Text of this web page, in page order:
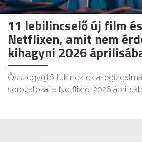
11 lebilincselő új film
Netflixen, amit nem
kihagyni 2026
Összegyűjtöttük nektek a
sorozatokat a Netflixről 2026